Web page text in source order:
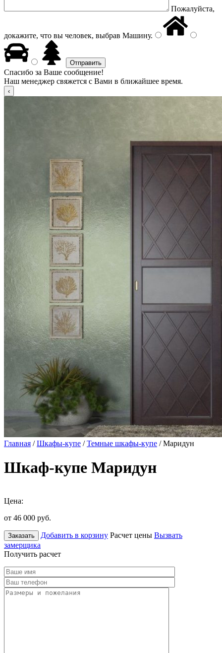
Пожалуйста,
докажите, что вы человек, выбрав Машину.
Спасибо за Ваше сообщение!
Наш менеджер свяжется с Вами в ближайшее время.
Главная /Шкафы-купе /Темные шкафы-купе / Маридун
Шкаф-купе Маридун
Цена:
от 46 000 руб.
Заказать Добавить в корзину Расчет цены Вызвать
замерщика
Получить расчет